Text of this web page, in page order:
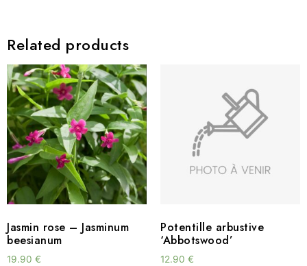
Related products
Jasmin rose – Jasminum
beesianum
19.90 €
Potentille arbustive
‘Abbotswood’
12.90 €